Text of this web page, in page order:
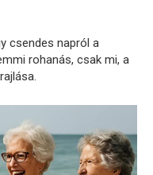
csendes napról a
rohanás, csak mi, a